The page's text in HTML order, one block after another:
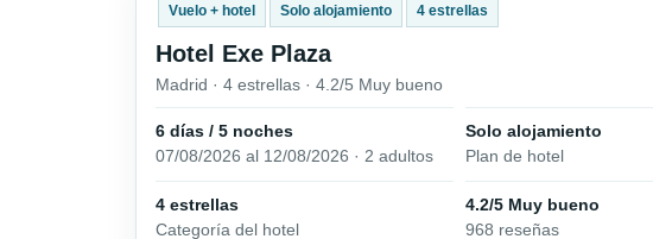
Vuelo + hotel Solo alojamiento 4 estrellas
Hotel Exe Plaza
Madrid · 4 estrellas · 4.2/5 Muy bueno
6 días / 5 noches
07/08/2026 al 12/08/2026 · 2 adultos
Solo alojamiento
Plan de hotel
4 estrellas
Categoría del hotel
4.2/5 Muy bueno
968 reseñas